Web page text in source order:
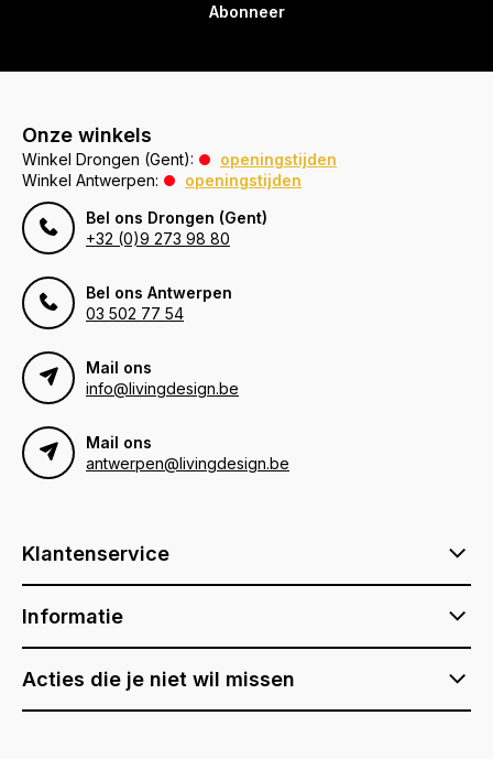
Abonneer
Onze winkels
Winkel Drongen (Gent):
openingstijden
Winkel Antwerpen:
openingstijden
Bel ons Drongen (Gent)
+32 (0)9 273 98 80
Bel ons Antwerpen
03 502 77 54
Mail ons
info@livingdesign.be
Mail ons
antwerpen@livingdesign.be
Klantenservice
Informatie
Acties die je niet wil missen